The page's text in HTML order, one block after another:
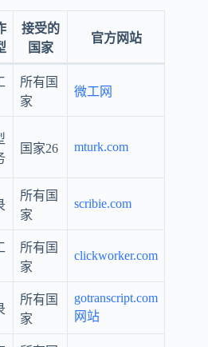
接受的
国家
官方网站
所有国
家
微工网
国家26 mturk.com
所有国
家
scribie.com
所有国
家
clickworker.com
所有国
家
gotranscript.com
网站